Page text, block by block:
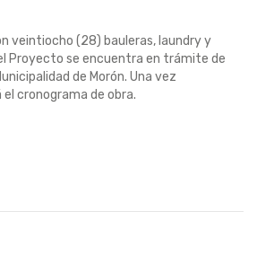
veintiocho (28) bauleras, laundry y
Proyecto se encuentra en trámite de
de Morón. Una vez
cronograma de obra.